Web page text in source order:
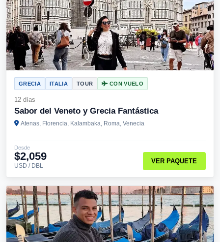
GRECIA ITALIA TOUR CON VUELO
12 días
Sabor del Veneto y Grecia Fantástica
Atenas, Florencia, Kalambaka, Roma, Venecia
Desde
$2,059
USD / DBL
VER PAQUETE